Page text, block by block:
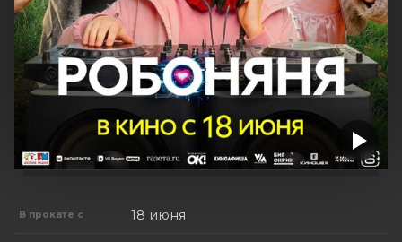
В прокате с 18 июня